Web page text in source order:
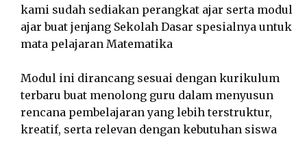
kami sudah sediakan perangkat ajar serta modul
ajar buat jenjang Sekolah Dasar spesialnya untuk
mata pelajaran Matematika
Modul ini dirancang sesuai dengan kurikulum
terbaru buat menolong guru dalam menyusun
rencana pembelajaran yang lebih terstruktur,
kreatif, serta relevan dengan kebutuhan siswa